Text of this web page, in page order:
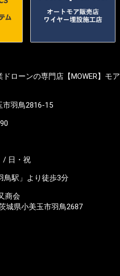
ローンの専門店【MOWER】モア
市羽鳥2816-15
/ 日・祝
鳥駅」より徒歩3分
商会
城県小美玉市羽鳥2687